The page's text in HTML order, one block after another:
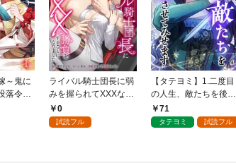
～鬼に
落令嬢
ライバル騎士団長に弱
みを握られてXXXな勝
負をすることになりま
した第1話
0
試読フル
【タテヨミ】1.二度目
の人生、敵たちを後悔
させてみせます
71
タテヨミ 試読フル